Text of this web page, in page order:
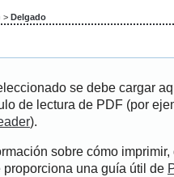
> Delgado
se debe cargar
de lectura de PDF (por
).
sobre cómo
proporciona una guía útil de